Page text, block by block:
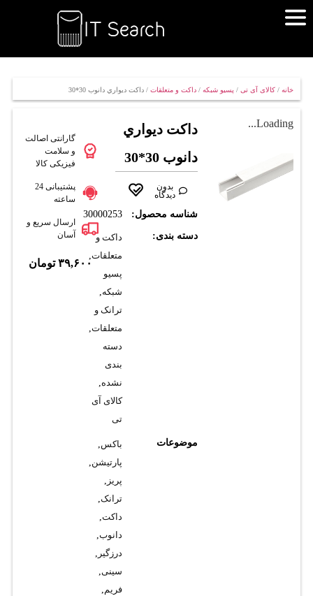
خانه/ کالای آی تی/ پسیو شبکه/ داکت و متعلقات/ داکت ديواري دانوب 30*30
Loading...
داکت ديواري
دانوب 30*30
بدون
دیدگاه
شناسه محصول: 30000253
دسته بندی:
داکت و
متعلقات,
پسیو
شبکه,
ترانک و
متعلقات,
دسته
بندی
نشده,
کالای آی
تی
موضوعات باکس,
پارتیشن,
پریز ,
ترانک,
داکت,
دانوب,
درزگیر ,
سینی,
فریم,
گارانتی اصالت
و سلامت
فیزیکی کالا
پشتیبانی 24
ساعته
ارسال سریع و
آسان
۳۹,۶۰۰ تومان